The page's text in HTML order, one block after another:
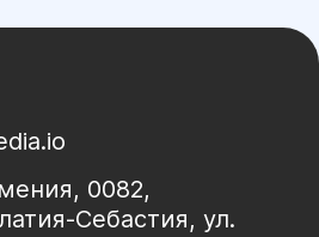
0082,
Себастия, ул.